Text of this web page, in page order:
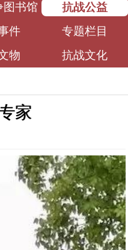
图书馆
抗战公益
件
专题栏目
物 抗战文化
家